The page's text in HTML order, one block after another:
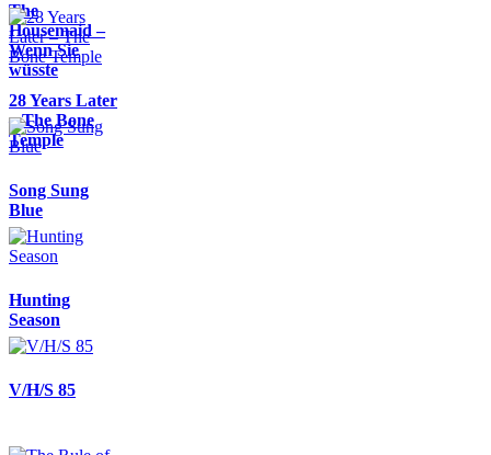
The
Housemaid –
Wenn Sie
wüsste
28 Years Later
– The Bone
Temple
Song Sung
Blue
Hunting
Season
V/H/S 85